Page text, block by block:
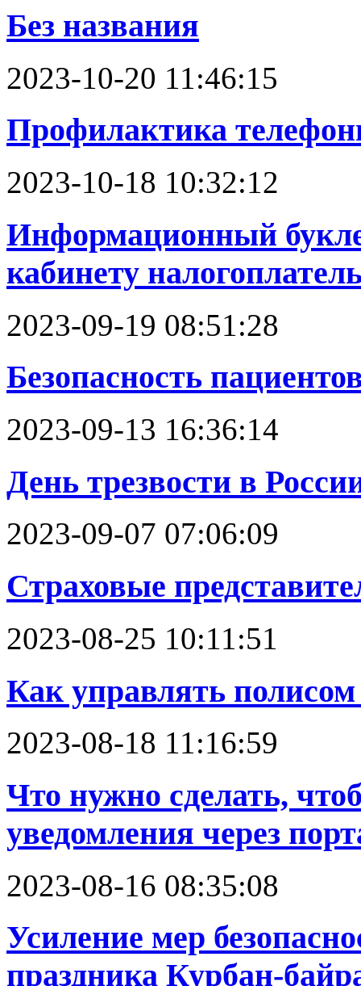
Без названия
2023-10-20 11:46:15
Профилактика
2023-10-18 10:32:12
Информационный
кабинету
2023-09-19 08:51:28
Безопасность
2023-09-13 16:36:14
День трезвости в
2023-09-07 07:06:09
Страховые
2023-08-25 10:11:51
Как управлять
2023-08-18 11:16:59
Что нужно сделать,
уведомления через
2023-08-16 08:35:08
Усиление мер
праздника Курбан-